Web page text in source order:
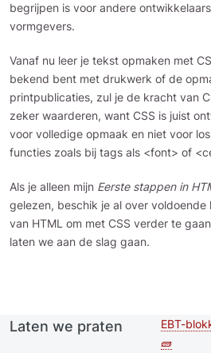
begrijpen is voor andere
vormgevers.
Vanaf nu leer je tekst opmaken met
bekend bent met drukwerk of de
printpublicaties, zul je de kracht van
zeker waarderen, want CSS is juist
voor volledige opmaak en niet voor
functies zoals bij tags als <font> of
Als je alleen mijn Eerste stappen in
gelezen, beschik je al over voldoende
van HTML om met CSS verder te
laten we aan de slag gaan.
Laten we praten
EBT-
🧱